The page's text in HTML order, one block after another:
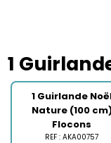
1
1 Guirlande
Nature (100
Flocons
REF : AKA00757